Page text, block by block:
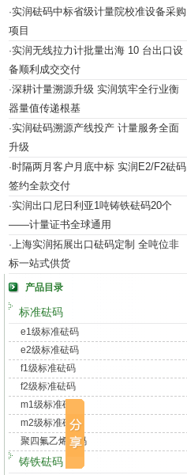
·实润砝码中标省级计量院校准设备采购
项目
·实润无线拉力计批量出海 10 台出口设
备顺利成交交付
·深耕计量溯源升级 实润筑牢全行业衡
器量值传递根基
·实润砝码溯源产线投产 计量服务全面
升级
·时隔两月客户月底中标 实润E2/F2砝码
签约全款交付
·实润出口尼日利亚1吨铸铁砝码20个
——计量证书全球通用
·上海实润拓展出口砝码定制 全吨位非
标一站式供货
产品目录
标准砝码
e1级标准砝码
e2级标准砝码
f1级标准砝码
f2级标准砝码
m1级标准砝码
m2级标准砝码
聚四氟乙烯砝码
铸铁砝码